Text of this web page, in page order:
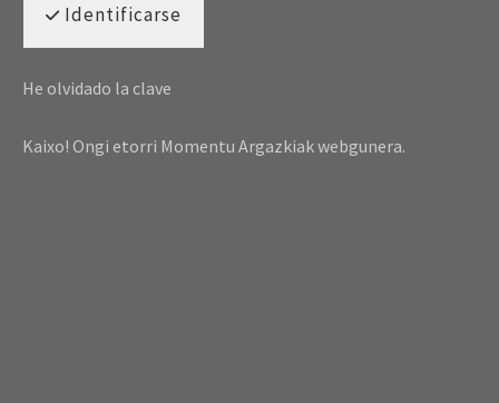
Identificarse
He olvidado la clave
Kaixo! Ongi etorri Momentu Argazkiak webgunera.